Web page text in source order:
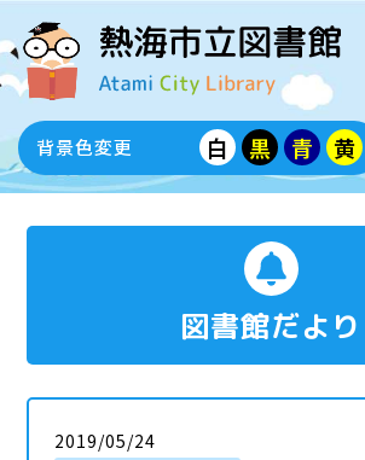
背景色変更 白 黒 青 黄
図書館だより
2019/05/24